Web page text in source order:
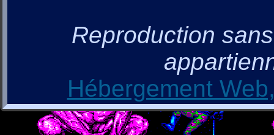
Reproduction
Hébergement